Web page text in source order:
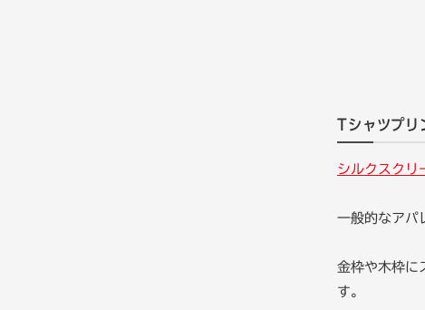
Tシャツプリ
シルクスクリ
一般的なアパ
金枠や木枠に
す。